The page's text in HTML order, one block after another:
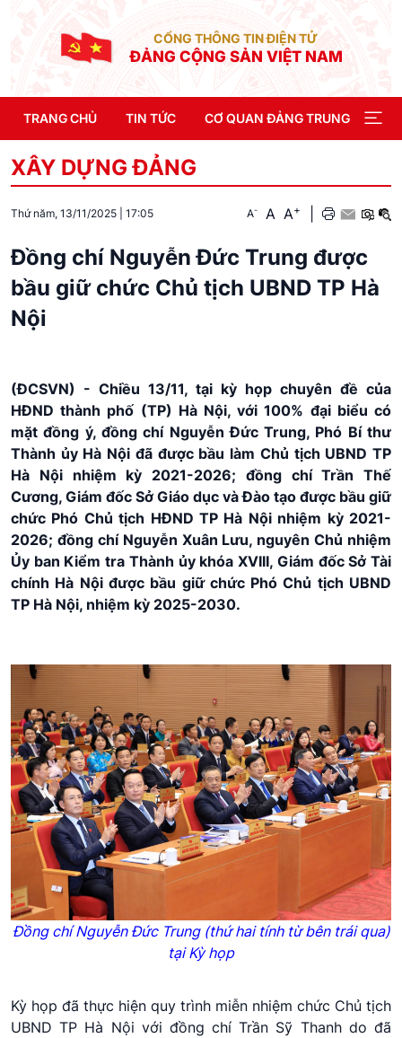
CỔNG THÔNG TIN ĐIỆN TỬ
ĐẢNG CỘNG SẢN VIỆT NAM
TRANG CHỦ TIN TỨC CƠ QUAN ĐẢNG TRUNG ƯƠNG
XÂY DỰNG ĐẢNG
Thứ năm, 13/11/2025 17:05 A- A A+
Đồng chí Nguyễn Đức Trung được
bầu giữ chức Chủ tịch UBND TP Hà
Nội
(ĐCSVN) - Chiều 13/11, tại kỳ họp chuyên đề của
HĐND thành phố (TP) Hà Nội, với 100% đại biểu có
mặt đồng ý, đồng chí Nguyễn Đức Trung, Phó Bí thư
Thành ủy Hà Nội đã được bầu làm Chủ tịch UBND TP
Hà Nội nhiệm kỳ 2021-2026; đồng chí Trần Thế
Cương, Giám đốc Sở Giáo dục và Đào tạo được bầu giữ
chức Phó Chủ tịch HĐND TP Hà Nội nhiệm kỳ 2021-
2026; đồng chí Nguyễn Xuân Lưu, nguyên Chủ nhiệm
Ủy ban Kiểm tra Thành ủy khóa XVIII, Giám đốc Sở Tài
chính Hà Nội được bầu giữ chức Phó Chủ tịch UBND
TP Hà Nội, nhiệm kỳ 2025-2030.
Đồng chí Nguyễn Đức Trung (thứ hai tính từ bên trái qua)
tại Kỳ họp
Kỳ họp đã thực hiện quy trình miễn nhiệm chức Chủ tịch
UBND TP Hà Nội với đồng chí Trần Sỹ Thanh do đã